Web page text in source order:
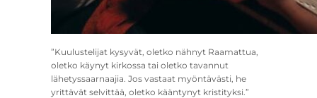
”Kuulustelijat kysyvät, oletko nähnyt Raamattua,
oletko käynyt kirkossa tai oletko tavannut
lähetyssaarnaajia. Jos vastaat myöntävästi, he
yrittävät selvittää, oletko kääntynyt kristityksi.”